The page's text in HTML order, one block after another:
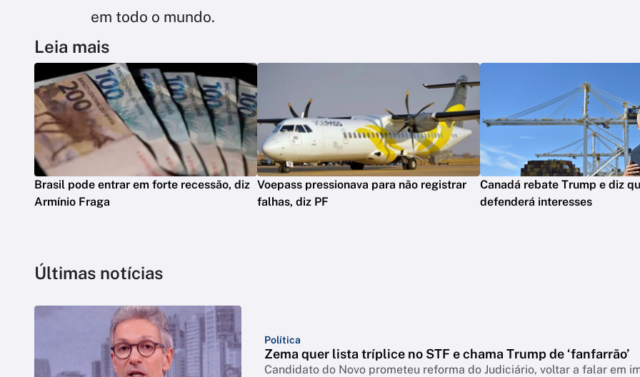
em todo o mundo.
Leia mais
Brasil pode entrar em forte recessão, diz
Armínio Fraga
Voepass pressionava para não registrar
falhas, diz PF
Canadá rebate Trump e diz
defenderá interesses
Últimas notícias
Política
Zema quer lista tríplice no STF e chama Trump de ‘fanfarrão’
Candidato do Novo prometeu reforma do Judiciário, voltar a falar em